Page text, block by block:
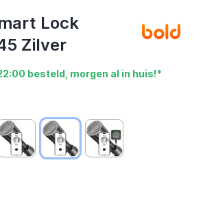
Lock
Zilver
besteld, morgen al in huis!*